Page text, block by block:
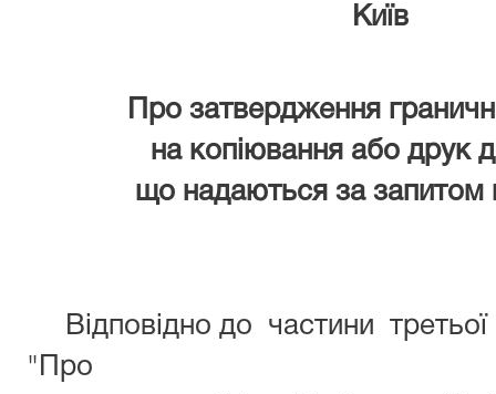
Київ
Про затвердження
на копіювання або друк
що надаються за запитом
Відповідно до частини третьої
"Про